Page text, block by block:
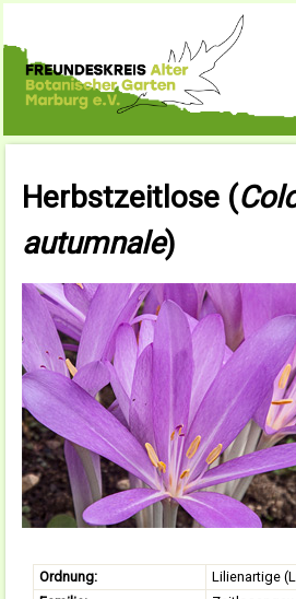
Herbstzeitlose (
autumnale)
Ordnung:
Lilienartige